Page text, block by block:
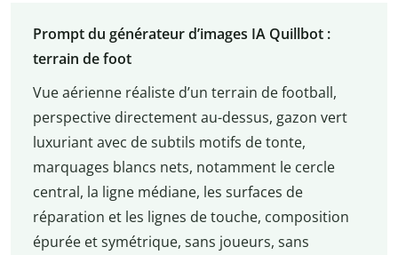
Prompt du générateur d’images IA Quillbot :
terrain de foot
Vue aérienne réaliste d’un terrain de football,
perspective directement au-dessus, gazon vert
luxuriant avec de subtils motifs de tonte,
marquages blancs nets, notamment le cercle
central, la ligne médiane, les surfaces de
réparation et les lignes de touche, composition
épurée et symétrique, sans joueurs, sans